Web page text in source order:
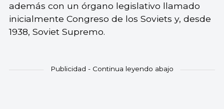
además con un órgano legislativo llamado
inicialmente Congreso de los Soviets y, desde
1938, Soviet Supremo.